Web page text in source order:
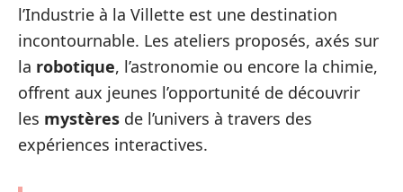
l’Industrie à la Villette est une destination
incontournable. Les ateliers proposés, axés sur
la robotique, l’astronomie ou encore la chimie,
offrent aux jeunes l’opportunité de découvrir
les mystères de l’univers à travers des
expériences interactives.